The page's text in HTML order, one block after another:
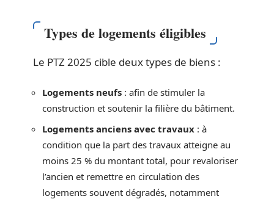
Types de logements éligibles
Le PTZ 2025 cible deux types de biens :
Logements neufs : afin de stimuler la
construction et soutenir la filière du bâtiment.
Logements anciens avec travaux : à
condition que la part des travaux atteigne au
moins 25 % du montant total, pour revaloriser
l’ancien et remettre en circulation des
logements souvent dégradés, notamment